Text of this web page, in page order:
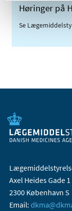
Høringer på
Se
Axel Heides Gade 1
2300 København S
Email: